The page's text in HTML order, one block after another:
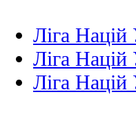
Ліга
Ліга
Ліга